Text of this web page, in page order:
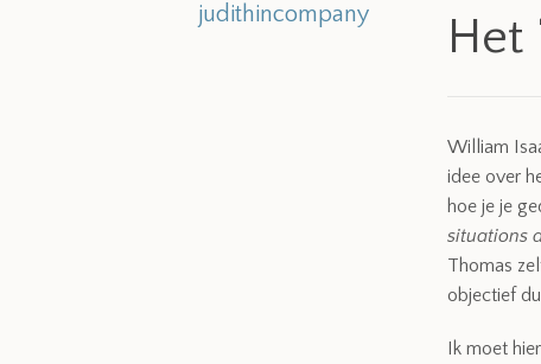
judithincompany Het
William
idee over
hoe je je
situations
Thomas
objectief
Ik moet